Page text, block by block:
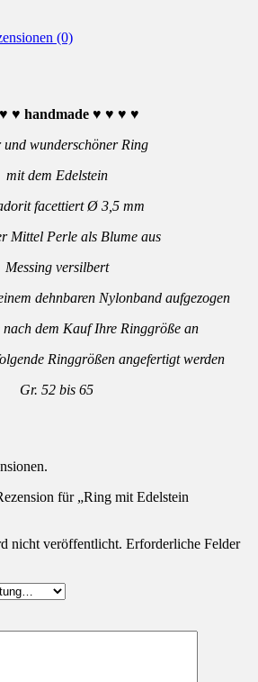
(0)
♥ ♥ handmade ♥ ♥ ♥ ♥
und wunderschöner Ring
mit dem Edelstein
facettiert Ø 3,5 mm
Mittel Perle als Blume aus
Messing versilbert
dehnbaren Nylonband aufgezogen
nach dem Kauf Ihre Ringgröße an
Ringgrößen angefertigt werden
Gr. 52 bis 65
für „Ring mit Edelstein
nicht veröffentlicht. Erforderliche Felder